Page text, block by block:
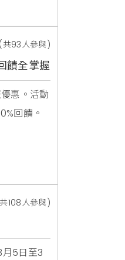
(共93人參與)
饋全掌握
惠。活動
回饋。
108人參與)
月5日至3